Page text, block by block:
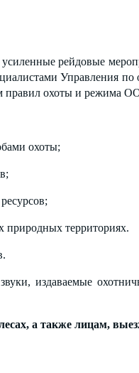
рейдовые
Управления по
правил охоты и режима
охоты;
природных территориях.
издаваемые
а также лицам,